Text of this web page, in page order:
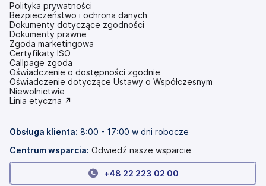
Polityka prywatności
Bezpieczeństwo i ochrona danych
Dokumenty dotyczące zgodności
Dokumenty prawne
Zgoda marketingowa
Certyfikaty ISO
Callpage zgoda
Oświadczenie o dostępności zgodnie
(otwiera
się
w
Oświadczenie dotyczące Ustawy o Współczesnym
Niewolnictwie
(otwiera
nowej
karcie)
Linia etyczna ↗
Obsługa klienta: 8:00 - 17:00 w dni robocze
Centrum wsparcia: Odwiedź nasze wsparcie
+48 22 223 02 00